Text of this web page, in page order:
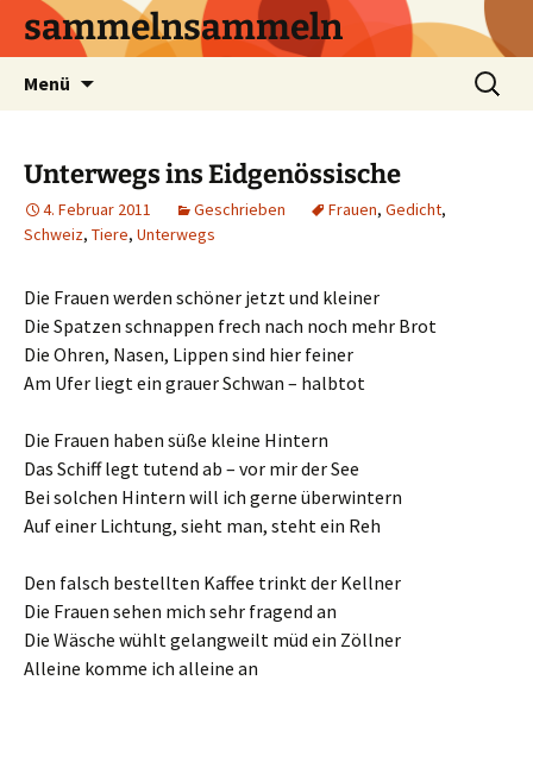
sammelnsammeln
Menü
Suchen
nach:
Unterwegs ins Eidgenössische
4. Februar 2011 Geschrieben Frauen, Gedicht,
Schweiz, Tiere, Unterwegs
Die Frauen werden schöner jetzt und kleiner
Die Spatzen schnappen frech nach noch mehr Brot
Die Ohren, Nasen, Lippen sind hier feiner
Am Ufer liegt ein grauer Schwan – halbtot
Die Frauen haben süße kleine Hintern
Das Schiff legt tutend ab – vor mir der See
Bei solchen Hintern will ich gerne überwintern
Auf einer Lichtung, sieht man, steht ein Reh
Den falsch bestellten Kaffee trinkt der Kellner
Die Frauen sehen mich sehr fragend an
Die Wäsche wühlt gelangweilt müd ein Zöllner
Alleine komme ich alleine an